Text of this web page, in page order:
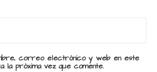
correo electrónico y web en este
la próxima vez que comente.